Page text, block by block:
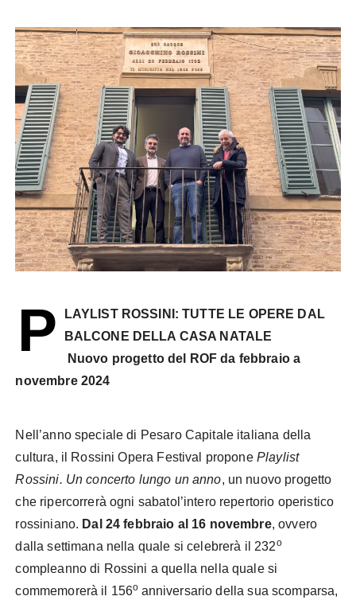
P
LAYLIST ROSSINI: TUTTE LE OPERE DAL
BALCONE DELLA CASA NATALE
Nuovo progetto del ROF da febbraio a
novembre 2024
Nell’anno speciale di Pesaro Capitale italiana della
cultura, il Rossini Opera Festival propone Playlist
Rossini. Un concerto lungo un anno, un nuovo progetto
che ripercorrerà ogni sabatol’intero repertorio operistico
rossiniano. Dal 24 febbraio al 16 novembre, ovvero
dalla settimana nella quale si celebrerà il 232o
compleanno di Rossini a quella nella quale si
commemorerà il 156o anniversario della sua scomparsa,